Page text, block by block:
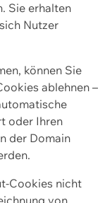
Sie erhalten
Nutzer
können Sie
ablehnen –
oder Ihren
der Domain
Cookies nicht